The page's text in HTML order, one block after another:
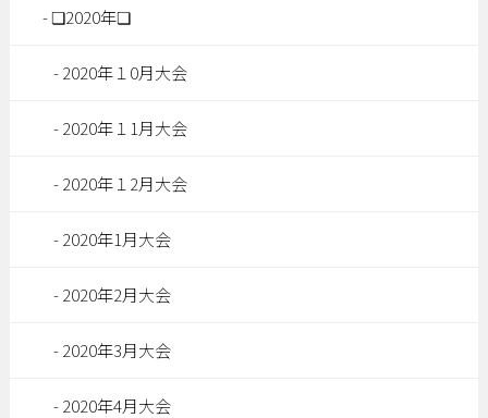
❏2020年❏
2020年１0月大会
2020年１1月大会
2020年１2月大会
2020年1月大会
2020年2月大会
2020年3月大会
2020年4月大会